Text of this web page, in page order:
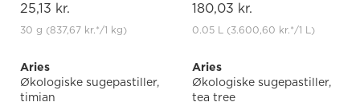
25,13 kr.
30 g (837,67 kr.*/1 kg)
180,03 kr.
0.05 L (3.600,60 kr.*/1 L)
Aries
Økologiske sugepastiller,
timian
Aries
Økologiske sugepastiller,
tea tree